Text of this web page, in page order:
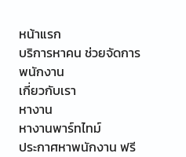
หน้าแรก
บริการหาคน ช่วยจัดการ
พนักงาน
เกี่ยวกับเรา
หางาน
หางานพาร์ทไทม์
ประกาศหาพนักงาน ฟรี